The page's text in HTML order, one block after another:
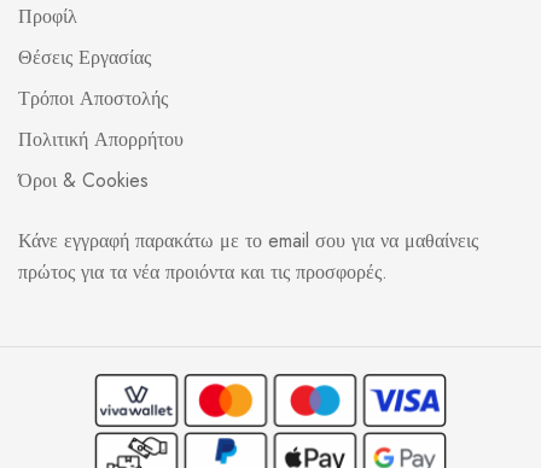
Προφίλ
Θέσεις Εργασίας
Τρόποι Αποστολής
Πολιτική Απορρήτου
Όροι & Cookies
Κάνε εγγραφή παρακάτω με το email σου για να μαθαίνεις
πρώτος για τα νέα προιόντα και τις προσφορές.